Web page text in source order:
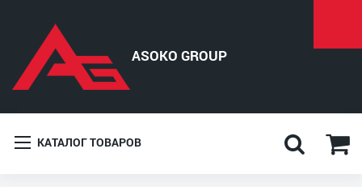
КАТАЛОГ ТОВАРОВ